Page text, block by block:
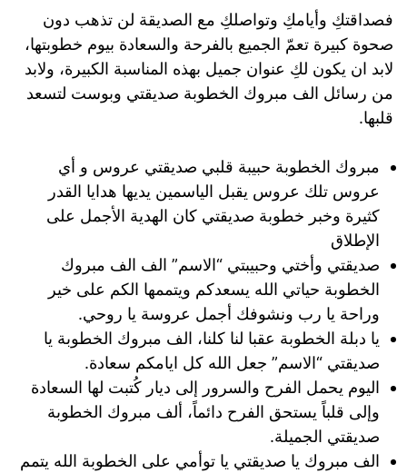
فصداقتكِ وأيامكِ وتواصلكِ مع الصديقة لن تذهب دون
صحوة كبيرة تعمّ الجميع بالفرحة والسعادة بيوم خطوبتها،
لابد ان يكون لكِ عنوان جميل بهذه المناسبة الكبيرة، ولابد
من رسائل الف مبروك الخطوبة صديقتي وبوست لتسعد
قلبها.
مبروك الخطوبة حبيبة قلبي صديقتي عروس و أي
عروس تلك عروس يقبل الياسمين يديها هدايا القدر
كثيرة وخبر خطوبة صديقتي كان الهدية الأجمل على
الإطلاق
صديقتي وأختي وحبيبتي “الاسم” الف الف مبروك
الخطوبة حياتي الله يسعدكم ويتممها الكم على خير
وراحة يا رب ونشوفك أجمل عروسة يا روحي.
يا دبلة الخطوبة عقبا لنا كلنا، الف مبروك الخطوبة يا
صديقتي “الاسم” جعل الله كل ايامكم سعادة.
اليوم يحمل الفرح والسرور إلى ديار كُتبت لها السعادة
وإلى قلباً يستحق الفرح دائماً، ألف مبروك الخطوبة
صديقتي الجميلة.
الف مبروك يا صديقتي يا توأمي على الخطوبة الله يتمم